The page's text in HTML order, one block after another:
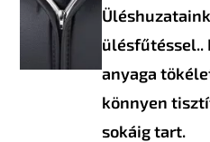
ülésfűtéssel..
anyaga
könnyen
sokáig tart.